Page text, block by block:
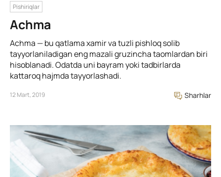
Pishiriqlar
Achma
Achma — bu qatlama xamir va tuzli pishloq solib
tayyorlaniladigan eng mazali gruzincha taomlardan biri
hisoblanadi. Odatda uni bayram yoki tadbirlarda
kattaroq hajmda tayyorlashadi.
12 Mart, 2019 Sharhlar